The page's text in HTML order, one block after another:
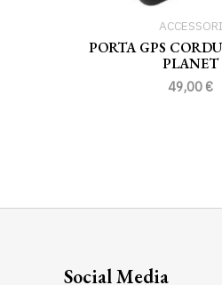
ACCESSORI
PORTA GPS
PLANET
49,00 €
Social Media